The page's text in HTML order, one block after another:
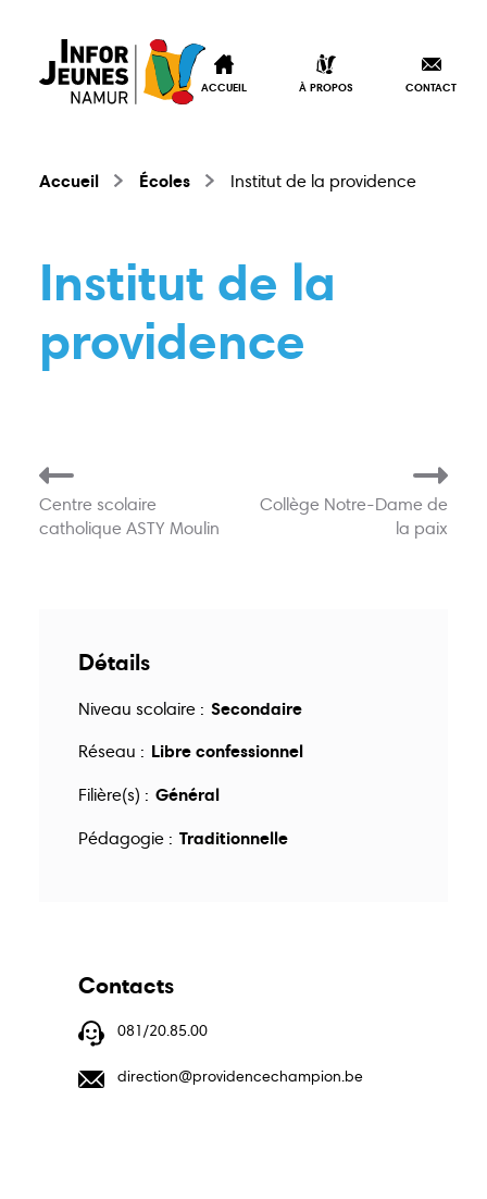
ACCUEIL À PROPOS CONTACT
Accueil Écoles Institut de la providence
Institut de la
providence
Centre scolaire
catholique ASTY Moulin
Collège Notre-Dame de
la paix
Détails
Niveau scolaire : Secondaire
Réseau : Libre confessionnel
Filière(s) : Général
Pédagogie : Traditionnelle
Contacts
081/20.85.00
direction@providencechampion.be
Accueil
Actions
Kots Jobs
FAQ Services
centre@inforjeunesnamur.be